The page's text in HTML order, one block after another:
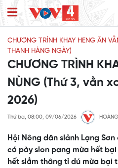
CHƯƠNG TRÌNH KHAY HENG ĂN
THANH HÀNG NGÀY)
CHƯƠNG TRÌNH
NÙNG (Thứ 3, vằn
2026)
Thứ ba, 08:00, 09/06/2026
Hội Nông dân slảnh Lạng
có pày slon pang mừa hết
hết slẳm thâng tỉ dú mừa bại